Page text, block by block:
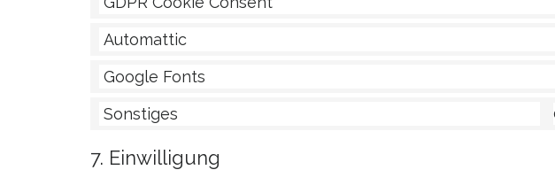
Automattic
Google Fonts
Sonstiges
7. Einwilligung